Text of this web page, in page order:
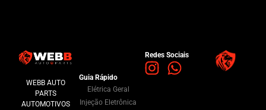
WEBB AUTO
PARTS
AUTOMOTIVOS
Guia Rápido
Elétrica Geral
Injeção Eletrônica
Redes Sociais